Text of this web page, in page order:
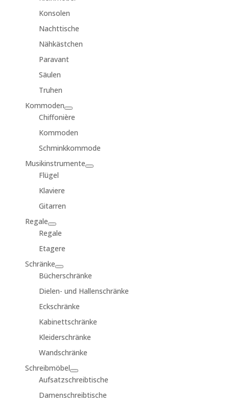
Konsolen
Nachttische
Nähkästchen
Paravant
Säulen
Truhen
Kommoden
Chiffonière
Kommoden
Schminkkommode
Musikinstrumente
Flügel
Klaviere
Gitarren
Regale
Regale
Etagere
Schränke
Bücherschränke
Dielen- und Hallenschränke
Eckschränke
Kabinettschränke
Kleiderschränke
Wandschränke
Schreibmöbel
Aufsatzschreibtische
Damenschreibtische